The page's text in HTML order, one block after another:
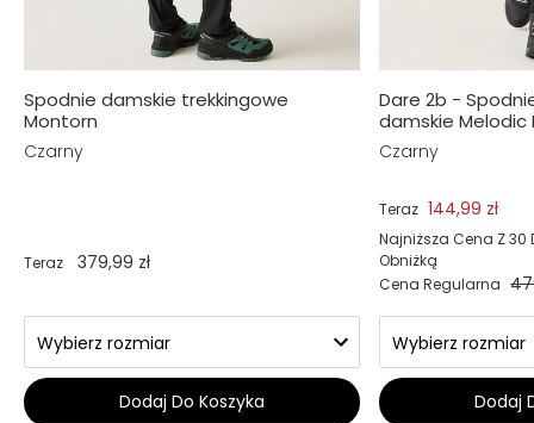
Spodnie damskie trekkingowe
Montorn
Czarny
Teraz 379,99 zł
Dodaj Do Koszyka
Dare 2b -
damskie Melodic
Czarny
Teraz 144,99 zł
Najniższa Cena Z 30
Obniżką
Cena Regularna
Dodaj